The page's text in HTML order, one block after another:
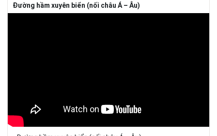
Đường hầm xuyên biển (nối châu Á – Âu)